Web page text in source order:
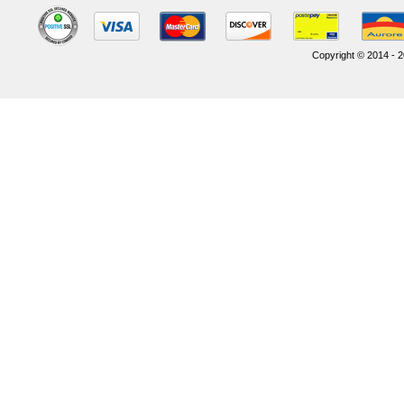
Copyright © 2014 -